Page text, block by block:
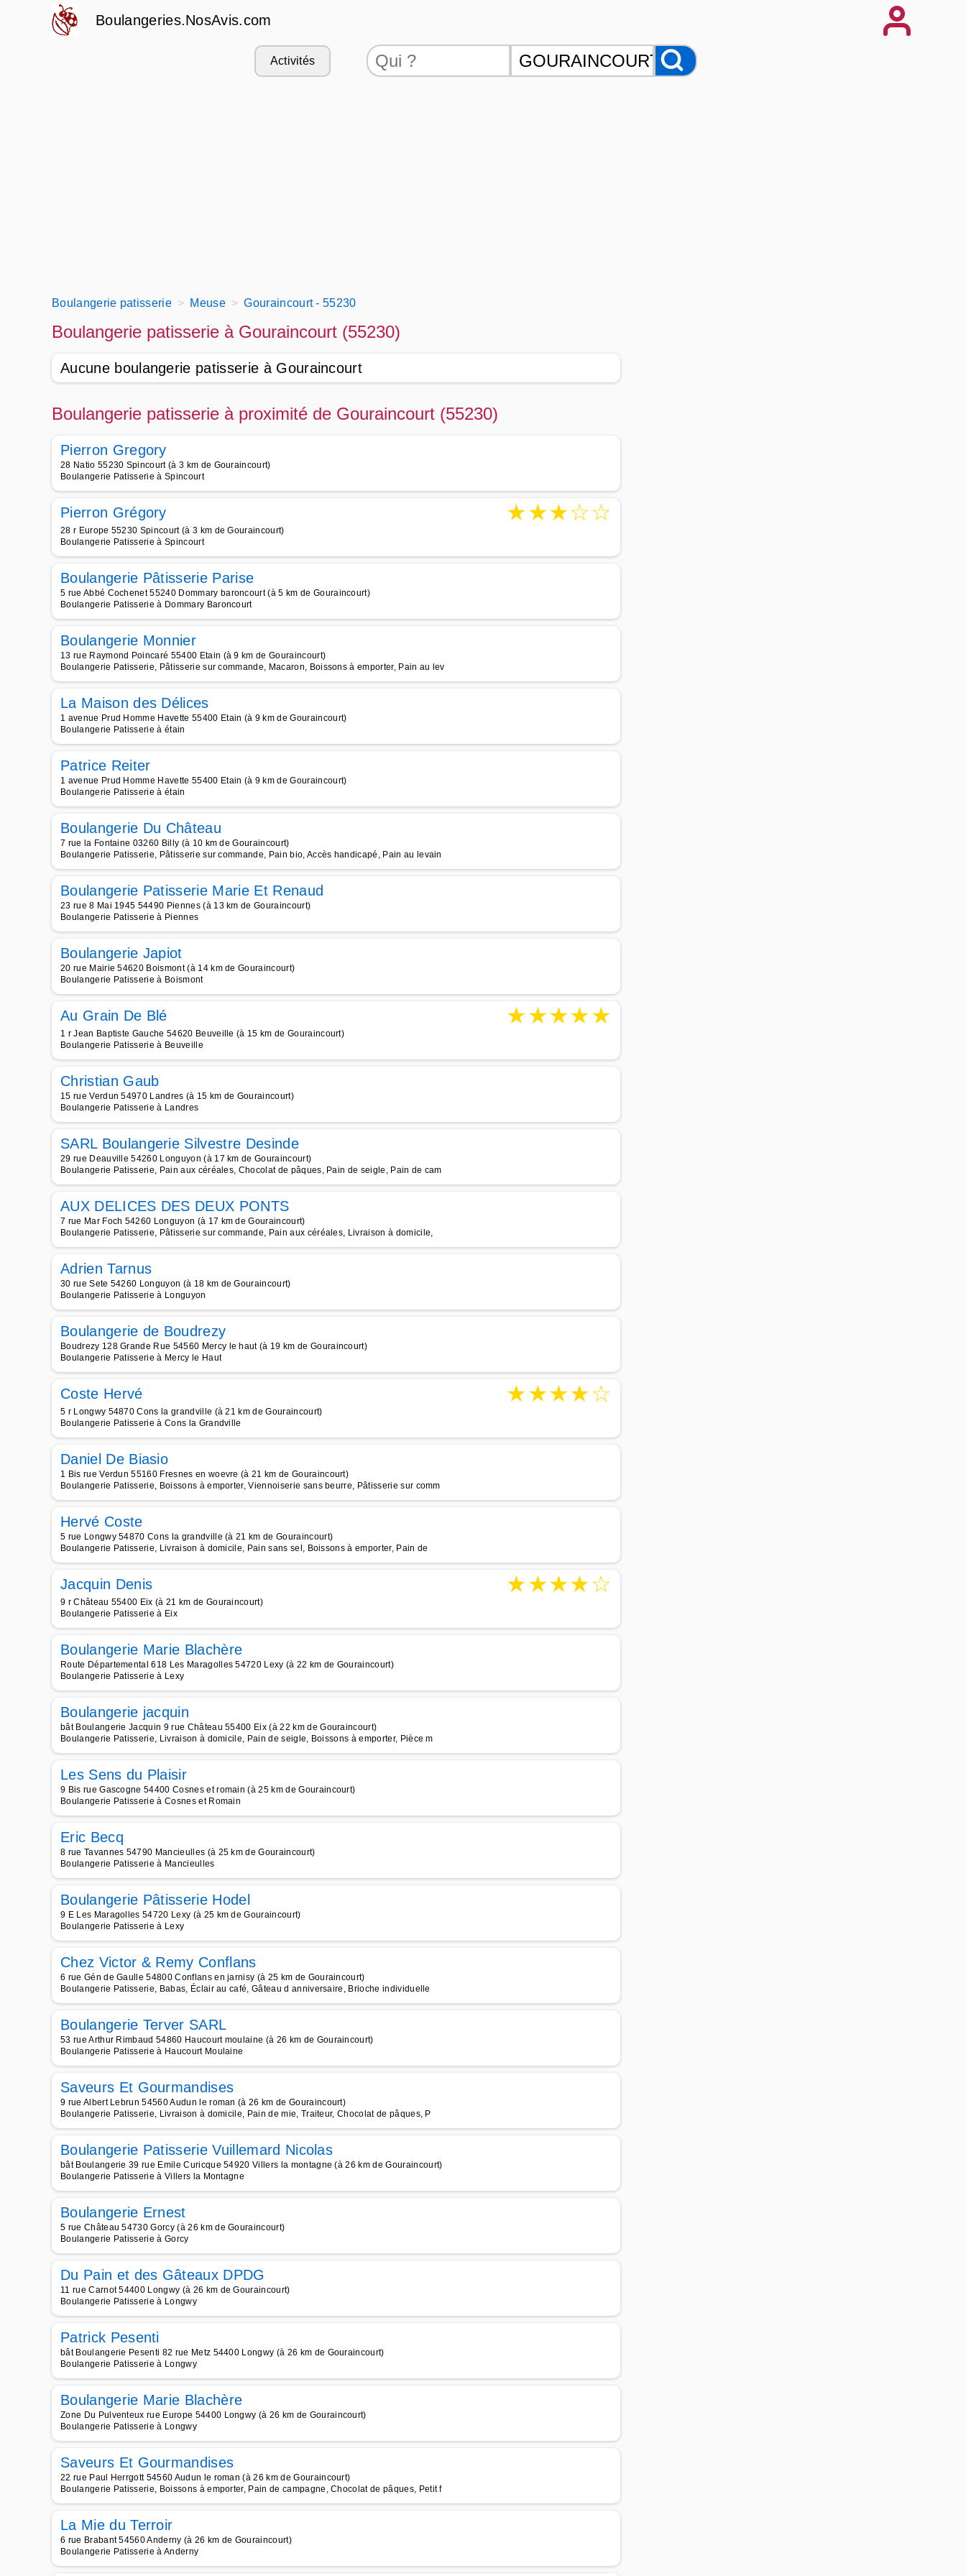
Boulangeries.NosAvis.com
Activités
Boulangerie patisserie Meuse Gouraincourt - 55230
Boulangerie patisserie à Gouraincourt (55230)
Aucune boulangerie patisserie à Gouraincourt
Boulangerie patisserie à proximité de Gouraincourt (55230)
Pierron Gregory
28 Natio 55230 Spincourt (à 3 km de Gouraincourt)
Boulangerie Patisserie à Spincourt
Pierron Grégory ★★★☆☆
28 r Europe 55230 Spincourt (à 3 km de Gouraincourt)
Boulangerie Patisserie à Spincourt
Boulangerie Pâtisserie Parise
5 rue Abbé Cochenet 55240 Dommary baroncourt (à 5 km de Gouraincourt)
Boulangerie Patisserie à Dommary Baroncourt
Boulangerie Monnier
13 rue Raymond Poincaré 55400 Etain (à 9 km de Gouraincourt)
Boulangerie Patisserie, Pâtisserie sur commande, Macaron, Boissons à emporter, Pain au lev
La Maison des Délices
1 avenue Prud Homme Havette 55400 Etain (à 9 km de Gouraincourt)
Boulangerie Patisserie à étain
Patrice Reiter
1 avenue Prud Homme Havette 55400 Etain (à 9 km de Gouraincourt)
Boulangerie Patisserie à étain
Boulangerie Du Château
7 rue la Fontaine 03260 Billy (à 10 km de Gouraincourt)
Boulangerie Patisserie, Pâtisserie sur commande, Pain bio, Accès handicapé, Pain au levain
Boulangerie Patisserie Marie Et Renaud
23 rue 8 Mai 1945 54490 Piennes (à 13 km de Gouraincourt)
Boulangerie Patisserie à Piennes
Boulangerie Japiot
20 rue Mairie 54620 Boismont (à 14 km de Gouraincourt)
Boulangerie Patisserie à Boismont
Au Grain De Blé ★★★★★
1 r Jean Baptiste Gauche 54620 Beuveille (à 15 km de Gouraincourt)
Boulangerie Patisserie à Beuveille
Christian Gaub
15 rue Verdun 54970 Landres (à 15 km de Gouraincourt)
Boulangerie Patisserie à Landres
SARL Boulangerie Silvestre Desinde
29 rue Deauville 54260 Longuyon (à 17 km de Gouraincourt)
Boulangerie Patisserie, Pain aux céréales, Chocolat de pâques, Pain de seigle, Pain de cam
AUX DELICES DES DEUX PONTS
7 rue Mar Foch 54260 Longuyon (à 17 km de Gouraincourt)
Boulangerie Patisserie, Pâtisserie sur commande, Pain aux céréales, Livraison à domicile,
Adrien Tarnus
30 rue Sete 54260 Longuyon (à 18 km de Gouraincourt)
Boulangerie Patisserie à Longuyon
Boulangerie de Boudrezy
Boudrezy 128 Grande Rue 54560 Mercy le haut (à 19 km de Gouraincourt)
Boulangerie Patisserie à Mercy le Haut
Coste Hervé ★★★★☆
5 r Longwy 54870 Cons la grandville (à 21 km de Gouraincourt)
Boulangerie Patisserie à Cons la Grandville
Daniel De Biasio
1 Bis rue Verdun 55160 Fresnes en woevre (à 21 km de Gouraincourt)
Boulangerie Patisserie, Boissons à emporter, Viennoiserie sans beurre, Pâtisserie sur comm
Hervé Coste
5 rue Longwy 54870 Cons la grandville (à 21 km de Gouraincourt)
Boulangerie Patisserie, Livraison à domicile, Pain sans sel, Boissons à emporter, Pain de
Jacquin Denis ★★★★☆
9 r Château 55400 Eix (à 21 km de Gouraincourt)
Boulangerie Patisserie à Eix
Boulangerie Marie Blachère
Route Départemental 618 Les Maragolles 54720 Lexy (à 22 km de Gouraincourt)
Boulangerie Patisserie à Lexy
Boulangerie jacquin
bât Boulangerie Jacquin 9 rue Château 55400 Eix (à 22 km de Gouraincourt)
Boulangerie Patisserie, Livraison à domicile, Pain de seigle, Boissons à emporter, Pièce m
Les Sens du Plaisir
9 Bis rue Gascogne 54400 Cosnes et romain (à 25 km de Gouraincourt)
Boulangerie Patisserie à Cosnes et Romain
Eric Becq
8 rue Tavannes 54790 Mancieulles (à 25 km de Gouraincourt)
Boulangerie Patisserie à Mancieulles
Boulangerie Pâtisserie Hodel
9 E Les Maragolles 54720 Lexy (à 25 km de Gouraincourt)
Boulangerie Patisserie à Lexy
Chez Victor & Remy Conflans
6 rue Gén de Gaulle 54800 Conflans en jarnisy (à 25 km de Gouraincourt)
Boulangerie Patisserie, Babas, Éclair au café, Gâteau d anniversaire, Brioche individuelle
Boulangerie Terver SARL
53 rue Arthur Rimbaud 54860 Haucourt moulaine (à 26 km de Gouraincourt)
Boulangerie Patisserie à Haucourt Moulaine
Saveurs Et Gourmandises
9 rue Albert Lebrun 54560 Audun le roman (à 26 km de Gouraincourt)
Boulangerie Patisserie, Livraison à domicile, Pain de mie, Traiteur, Chocolat de pâques, P
Boulangerie Patisserie Vuillemard Nicolas
bât Boulangerie 39 rue Emile Curicque 54920 Villers la montagne (à 26 km de Gouraincourt)
Boulangerie Patisserie à Villers la Montagne
Boulangerie Ernest
5 rue Château 54730 Gorcy (à 26 km de Gouraincourt)
Boulangerie Patisserie à Gorcy
Du Pain et des Gâteaux DPDG
11 rue Carnot 54400 Longwy (à 26 km de Gouraincourt)
Boulangerie Patisserie à Longwy
Patrick Pesenti
bât Boulangerie Pesenti 82 rue Metz 54400 Longwy (à 26 km de Gouraincourt)
Boulangerie Patisserie à Longwy
Boulangerie Marie Blachère
Zone Du Pulventeux rue Europe 54400 Longwy (à 26 km de Gouraincourt)
Boulangerie Patisserie à Longwy
Saveurs Et Gourmandises
22 rue Paul Herrgott 54560 Audun le roman (à 26 km de Gouraincourt)
Boulangerie Patisserie, Boissons à emporter, Pain de campagne, Chocolat de pâques, Petit f
La Mie du Terroir
6 rue Brabant 54560 Anderny (à 26 km de Gouraincourt)
Boulangerie Patisserie à Anderny